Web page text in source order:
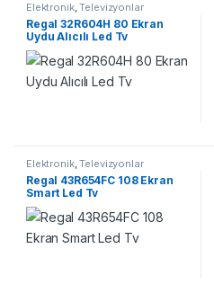
Elektronik,Televizyonlar
Regal 32R604H 80 Ekran
Uydu Alıcılı Led Tv
Elektronik,Televizyonlar
Regal 43R654FC 108 Ekran
Smart Led Tv